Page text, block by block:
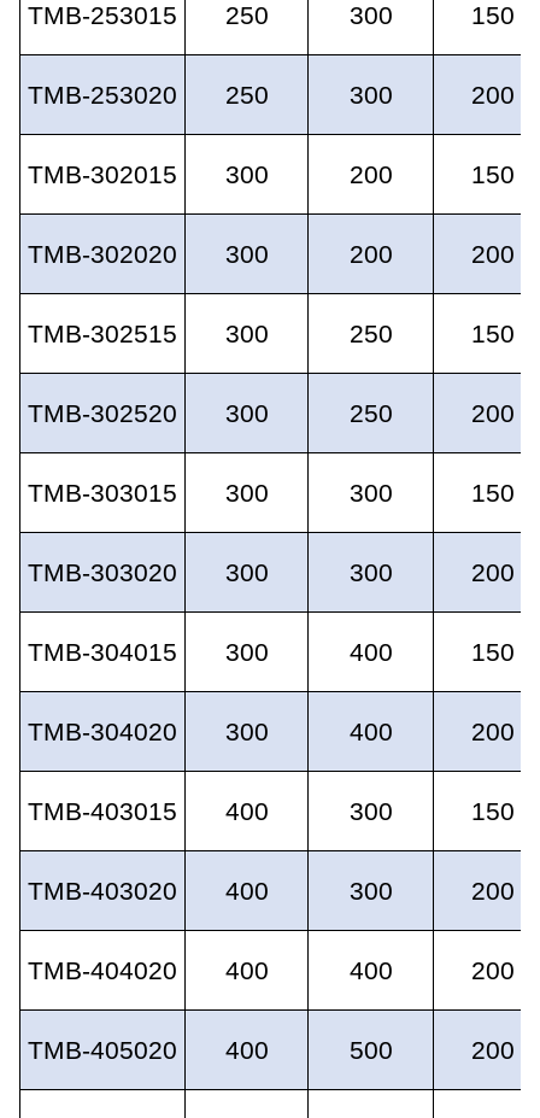
TMB-253015 250 300 150
TMB-253020 250 300 200
TMB-302015 300 200 150
TMB-302020 300 200 200
TMB-302515 300 250 150
TMB-302520 300 250 200
TMB-303015 300 300 150
TMB-303020 300 300 200
TMB-304015 300 400 150
TMB-304020 300 400 200
TMB-403015 400 300 150
TMB-403020 400 300 200
TMB-404020 400 400 200
TMB-405020 400 500 200